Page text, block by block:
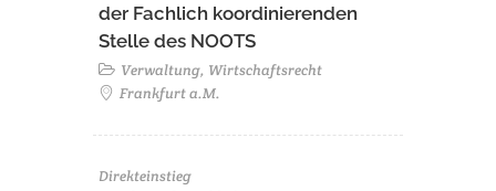
der Fachlich koordinierenden
Stelle des NOOTS
Verwaltung, Wirtschaftsrecht
Frankfurt a.M.
Direkteinstieg